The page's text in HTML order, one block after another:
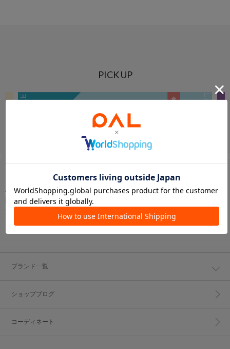
PICK UP
ブランド一覧
ショップブログ
コーディネート